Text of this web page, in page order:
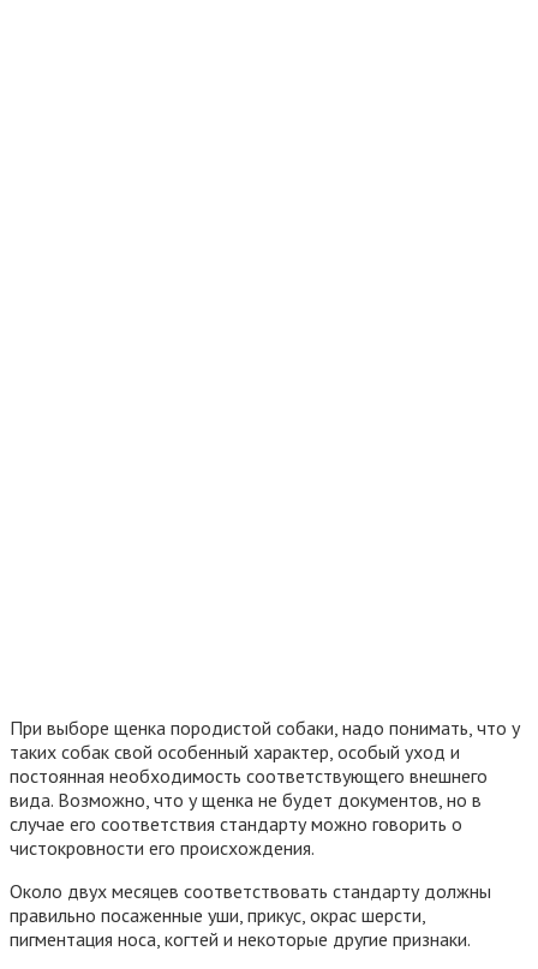
При выборе щенка породистой собаки, надо понимать, что у
таких собак свой особенный характер, особый уход и
постоянная необходимость соответствующего внешнего
вида. Возможно, что у щенка не будет документов, но в
случае его соответствия стандарту можно говорить о
чистокровности его происхождения.
Около двух месяцев соответствовать стандарту должны
правильно посаженные уши, прикус, окрас шерсти,
пигментация носа, когтей и некоторые другие признаки.